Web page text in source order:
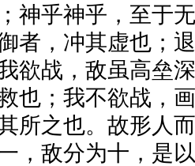
神乎神乎，至于
者，冲其虚也；
欲战，敌虽高垒
也；我不欲战，
所之也。故形人
，敌分为十，是